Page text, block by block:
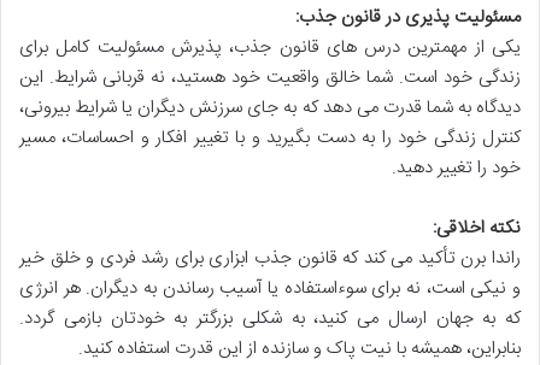
مسئولیت پذیری در قانون جذب:
یکی از مهمترین درس های قانون جذب، پذیرش مسئولیت کامل برای
زندگی خود است. شما خالق واقعیت خود هستید، نه قربانی شرایط. این
دیدگاه به شما قدرت می دهد که به جای سرزنش دیگران یا شرایط بیرونی،
کنترل زندگی خود را به دست بگیرید و با تغییر افکار و احساسات، مسیر
خود را تغییر دهید.
نکته اخلاقی:
راندا برن تأکید می کند که قانون جذب ابزاری برای رشد فردی و خلق خیر
و نیکی است، نه برای سوءاستفاده یا آسیب رساندن به دیگران. هر انرژی
که به جهان ارسال می کنید، به شکلی بزرگتر به خودتان بازمی گردد.
بنابراین، همیشه با نیت پاک و سازنده از این قدرت استفاده کنید.